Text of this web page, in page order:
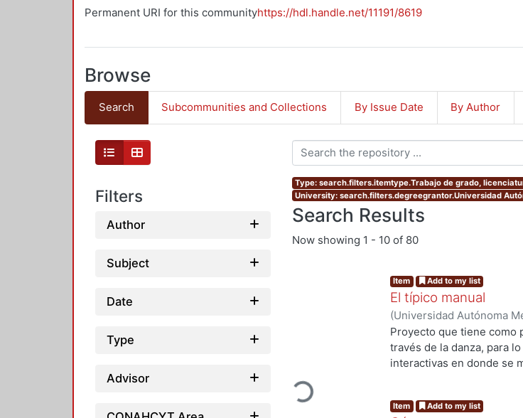
Permanent URI for this communityhttps://hdl.handle.net/11191/8619
Browse
Search Subcommunities and Collections By Issue Date By Author
Filters
Author
Subject
Date
Type
Advisor
Type: search.filters.itemtype.Trabajo de grado,
University: search.filters.degreegrantor.Universidad
Search Results
Now showing 1 - 10 of 80
Loading...
Item Add to my list
El típico manual
(Universidad Autónoma
Estrada Ramírez,
Proyecto que tiene como
través de la danza, para
interactivas en donde se
la danza, ya que dentro
Item Add to my list